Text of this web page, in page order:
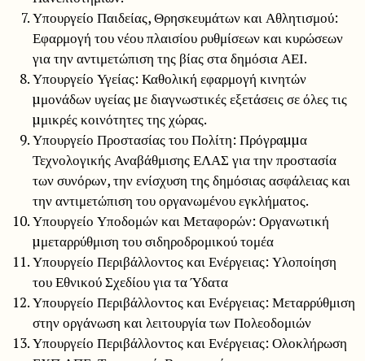
Υπουργείο Παιδείας, Θρησκευμάτων και Αθλητισμού:
Εφαρμογή του νέου πλαισίου ρυθμίσεων και κυρώσεων
για την αντιμετώπιση της βίας στα δημόσια ΑΕΙ.
Υπουργείο Υγείας: Καθολική εφαρμογή κινητών
µμονάδων υγείας µε διαγνωστικές εξετάσεις σε όλες τις
µμικρές κοινότητες της χώρας.
Υπουργείο Προστασίας του Πολίτη: Πρόγραµµα
Τεχνολογικής Αναβάθμισης ΕΛΑΣ για την προστασία
των συνόρων, την ενίσχυση της δημόσιας ασφάλειας και
την αντιμετώπιση του οργανωμένου εγκλήματος.
Υπουργείο Υποδομών και Μεταφορών: Οργανωτική
µμεταρρύθμιση του σιδηροδρομικού τομέα
Υπουργείο Περιβάλλοντος και Ενέργειας: Υλοποίηση
του Εθνικού Σχεδίου για τα Ύδατα
Υπουργείο Περιβάλλοντος και Ενέργειας: Μεταρρύθμιση
στην οργάνωση και λειτουργία των Πολεοδομιών
Υπουργείο Περιβάλλοντος και Ενέργειας: Ολοκλήρωση